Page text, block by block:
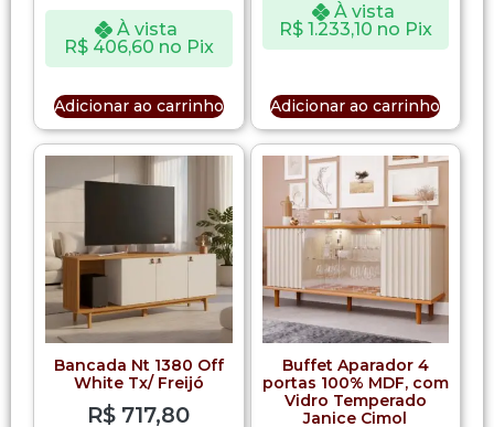
À vista
R$406,60 no Pix
Adicionar ao carrinho
À vista
R$1.233,10 no Pix
Adicionar ao carrinho
Bancada Nt 1380 Off
White Tx/ Freijó
R$ 717,80
Buffet Aparador 4
portas 100% MDF, com
Vidro Temperado
Janice Cimol